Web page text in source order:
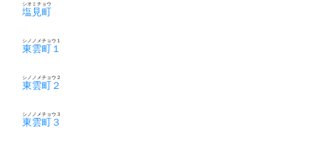
塩見町
シオミチョウ
東雲町１
シノノメチョウ１
東雲町２
シノノメチョウ２
東雲町３
シノノメチョウ３